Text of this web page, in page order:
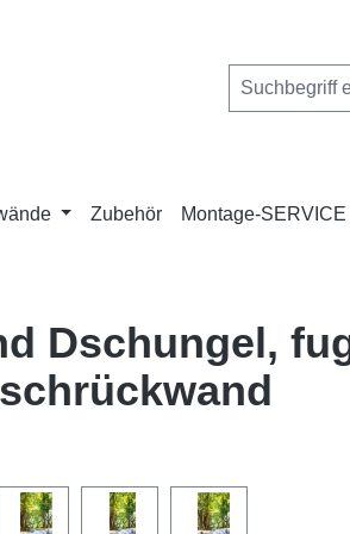
Zubehör Montage-SERVICE
Dschungel,